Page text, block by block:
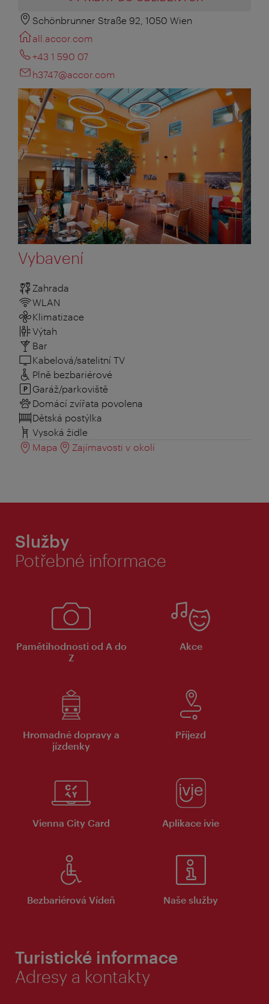
Schönbrunner Straße 92, 1050 Wien
all.accor.com
+43 1 590 07
h3747@accor.com
Vybavení
Zahrada
WLAN
Klimatizace
Výtah
Bar
Kabelová/satelitní TV
Plně bezbariérové
Garáž/parkoviště
Domácí zvířata povolena
Dětská postýlka
Vysoká židle
Mapa
Zajímavosti v okolí
Služby
Potřebné informace
Pamětihodnosti od A do
Z
Akce
Hromadné dopravy a
jízdenky
Příjezd
Vienna City Card Aplikace ivie
Bezbariérová Vídeň Naše služby
Turistické informace
Adresy a kontakty